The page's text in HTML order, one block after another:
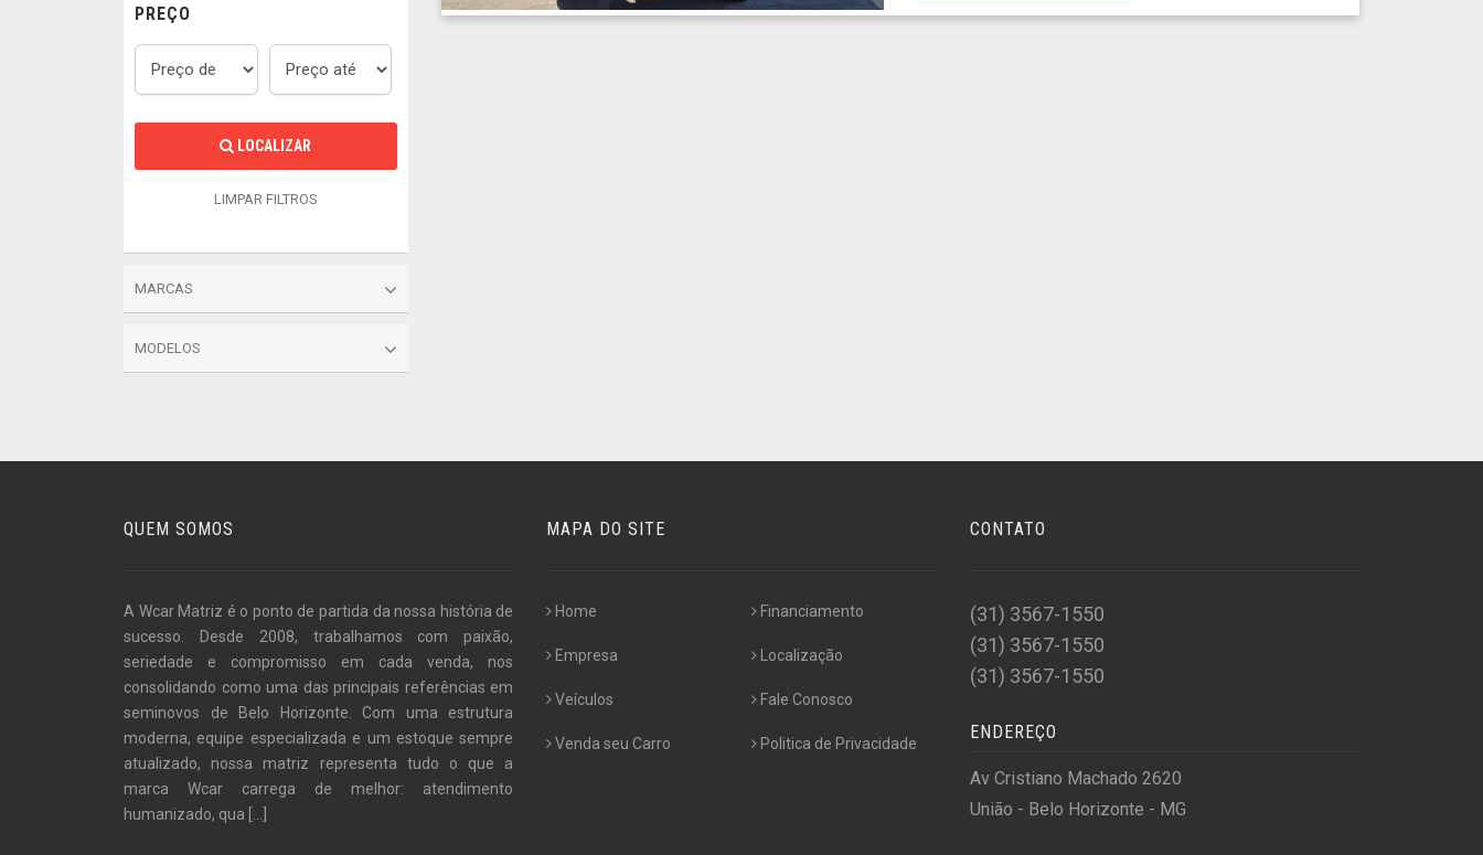
PREÇO
LOCALIZAR
LIMPAR FILTROS
MARCAS
MODELOS
QUEM SOMOS
A Wcar Matriz é o ponto de partida da nossa história de
sucesso. Desde 2008, trabalhamos com paixão,
seriedade e compromisso em cada venda, nos
consolidando como uma das principais referências em
seminovos de Belo Horizonte. Com uma estrutura
moderna, equipe especializada e um estoque sempre
atualizado, nossa matriz representa tudo o que a
marca Wcar carrega de melhor: atendimento
humanizado, qua
MAPA DO SITE
Home
Empresa
Veículos
Venda seu Carro
Financiamento
Localização
Fale Conosco
Politica de Privacidade
CONTATO
(31) 3567-1550
(31) 3567-1550
(31) 3567-1550
ENDEREÇO
Av Cristiano Machado 2620
União - Belo Horizonte - MG